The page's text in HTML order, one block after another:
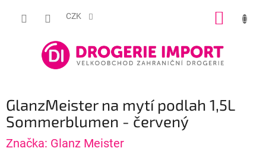
CZK
GlanzMeister na mytí podlah 1,5L
Sommerblumen - červený
Značka: Glanz Meister